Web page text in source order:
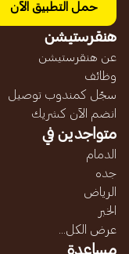
حمل التطبيق الآن
هنقرستيشن
عن هنقرستيشن
وظائف
سجّل كمندوب توصيل
انضم الآن كشريك
متواجدين في
الدمام
جده
الرياض
الخبر
عرض الكل...
مساعدة